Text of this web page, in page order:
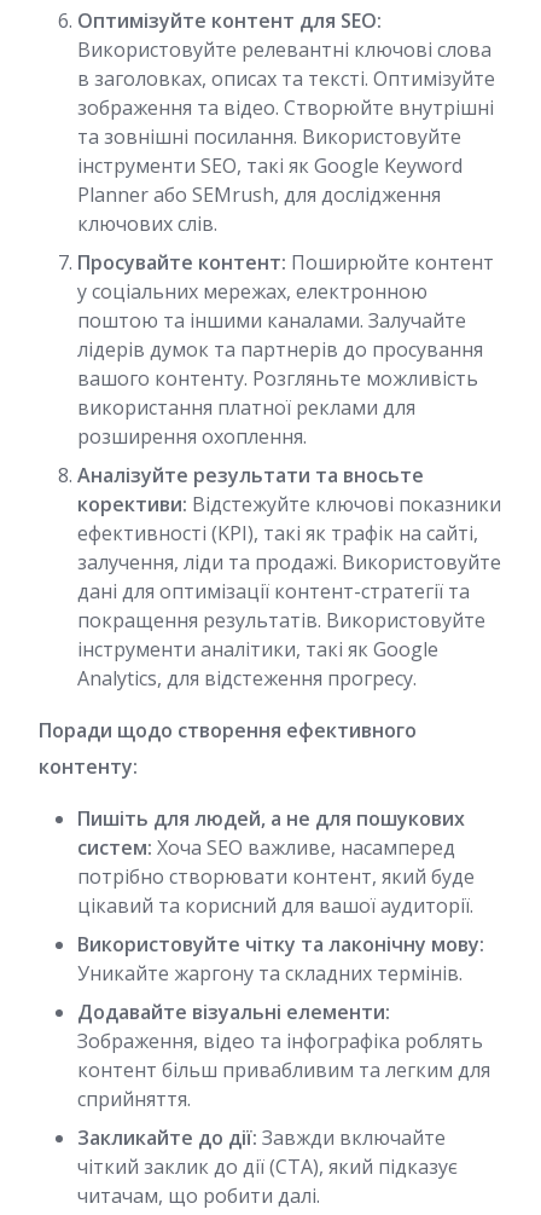
Оптимізуйте контент для SEO:
Використовуйте релевантні ключові слова
в заголовках, описах та тексті. Оптимізуйте
зображення та відео. Створюйте внутрішні
та зовнішні посилання. Використовуйте
інструменти SEO, такі як Google Keyword
Planner або SEMrush, для дослідження
ключових слів.
Просувайте контент: Поширюйте контент
у соціальних мережах, електронною
поштою та іншими каналами. Залучайте
лідерів думок та партнерів до просування
вашого контенту. Розгляньте можливість
використання платної реклами для
розширення охоплення.
Аналізуйте результати та вносьте
корективи: Відстежуйте ключові показники
ефективності (KPI), такі як трафік на сайті,
залучення, ліди та продажі. Використовуйте
дані для оптимізації контент-стратегії та
покращення результатів. Використовуйте
інструменти аналітики, такі як Google
Analytics, для відстеження прогресу.
Поради щодо створення ефективного
контенту:
Пишіть для людей, а не для пошукових
систем: Хоча SEO важливе, насамперед
потрібно створювати контент, який буде
цікавий та корисний для вашої аудиторії.
Використовуйте чітку та лаконічну мову:
Уникайте жаргону та складних термінів.
Додавайте візуальні елементи:
Зображення, відео та інфографіка роблять
контент більш привабливим та легким для
сприйняття.
Закликайте до дії: Завжди включайте
чіткий заклик до дії (CTA), який підказує
читачам, що робити далі.